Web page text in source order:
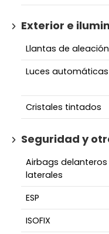
Exterior e
Llantas de aleación
Luces automáticas
Cristales tintados
Seguridad y
Airbags delanteros
laterales
ESP
ISOFIX